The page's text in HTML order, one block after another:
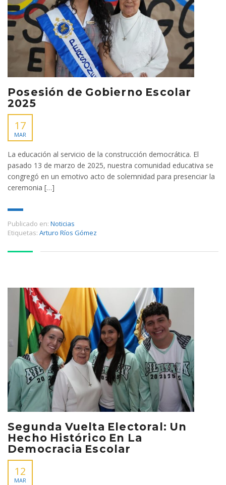
Posesión de Gobierno Escolar
2025
17
MAR
La educación al servicio de la construcción democrática. El
pasado 13 de marzo de 2025, nuestra comunidad educativa se
congregó en un emotivo acto de solemnidad para presenciar la
ceremonia […]
Publicado en: Noticias
Etiquetas: Arturo Ríos Gómez
Segunda Vuelta Electoral: Un
Hecho Histórico En La
Democracia Escolar
12
MAR